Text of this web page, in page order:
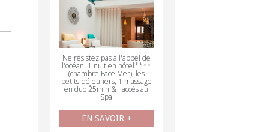
Ne résistez pas à l'appel de
l'océan! 1 nuit en hôtel****
(chambre Face Mer), les
petits-déjeuners, 1 massage
en duo 25min & l'accès au
Spa
EN SAVOIR +